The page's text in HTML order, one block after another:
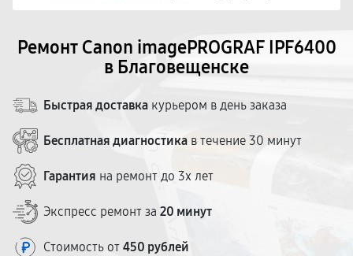
Ремонт Canon imagePROGRAF IPF6400
в Благовещенске
Быстрая доставка курьером в день заказа
Бесплатная диагностика в течение 30 минут
Гарантия на ремонт до 3х лет
Экспресс ремонт за 20 минут
Стоимость от 450 рублей